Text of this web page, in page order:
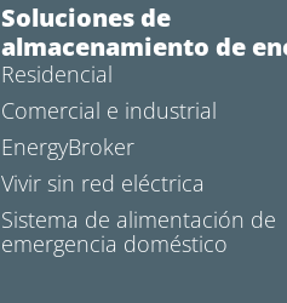
Soluciones de
almacenamiento de
Residencial
Comercial e industrial
EnergyBroker
Vivir sin red eléctrica
Sistema de alimentación de
emergencia doméstico